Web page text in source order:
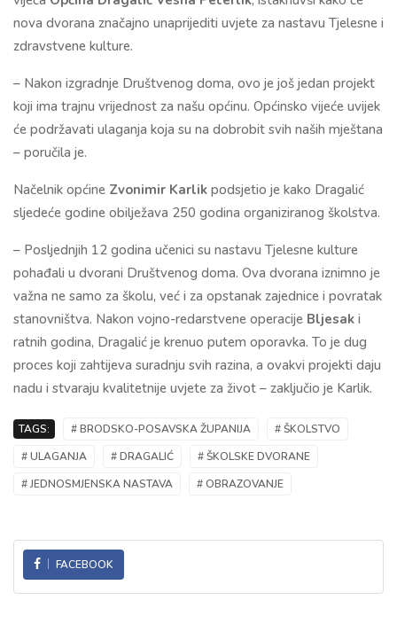
nova dvorana značajno unaprijediti uvjete za nastavu Tjelesne i
zdravstvene kulture.
– Nakon izgradnje Društvenog doma, ovo je još jedan projekt
koji ima trajnu vrijednost za našu općinu. Općinsko vijeće uvijek
će podržavati ulaganja koja su na dobrobit svih naših mještana
– poručila je.
Načelnik općine Zvonimir Karlik podsjetio je kako Dragalić
sljedeće godine obilježava 250 godina organiziranog školstva.
– Posljednjih 12 godina učenici su nastavu Tjelesne kulture
pohađali u dvorani Društvenog doma. Ova dvorana iznimno je
važna ne samo za školu, već i za opstanak zajednice i povratak
stanovništva. Nakon vojno-redarstvene operacije Bljesak i
ratnih godina, Dragalić je krenuo putem oporavka. To je dug
proces koji zahtijeva suradnju svih razina, a ovakvi projekti daju
nadu i stvaraju kvalitetnije uvjete za život – zaključio je Karlik.
TAGS: # BRODSKO-POSAVSKA ŽUPANIJA
# ŠKOLSTVO
# ULAGANJA
# DRAGALIĆ
# ŠKOLSKE DVORANE
# JEDNOSMJENSKA NASTAVA
# OBRAZOVANJE
FACEBOOK